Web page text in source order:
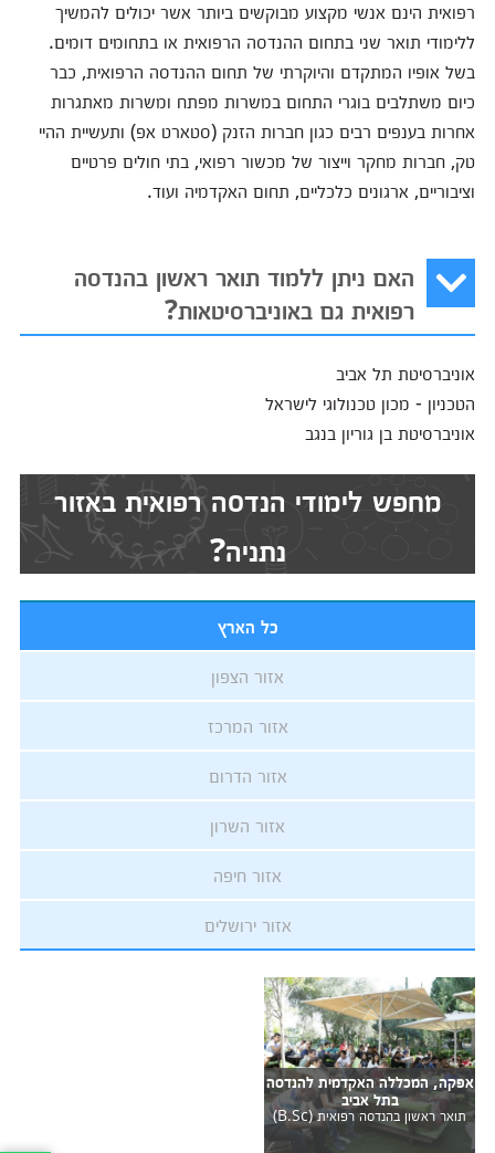
רפואית הינם אנשי מקצוע מבוקשים ביותר אשר יכולים להמשיך
ללימודי תואר שני בתחום ההנדסה הרפואית או בתחומים דומים.
בשל אופיו המתקדם והיוקרתי של תחום ההנדסה הרפואית, כבר
כיום משתלבים בוגרי התחום במשרות מפתח ומשרות מאתגרות
אחרות בענפים רבים כגון חברות הזנק (סטארט אפ) ותעשיית ההיי
טק, חברות מחקר וייצור של מכשור רפואי, בתי חולים פרטיים
וציבוריים, ארגונים כלכליים, תחום האקדמיה ועוד.
האם ניתן ללמוד תואר ראשון בהנדסה
רפואית גם באוניברסיטאות?
אוניברסיטת תל אביב
הטכניון - מכון טכנולוגי לישראל
אוניברסיטת בן גוריון בנגב
מחפש לימודי הנדסה רפואית באזור
נתניה?
כל הארץ
אזור הצפון
אזור המרכז
אזור הדרום
אזור השרון
אזור חיפה
אזור ירושלים
אפקה, המכללה האקדמית להנדסה
בתל אביב
תואר ראשון בהנדסה רפואית (B.Sc)